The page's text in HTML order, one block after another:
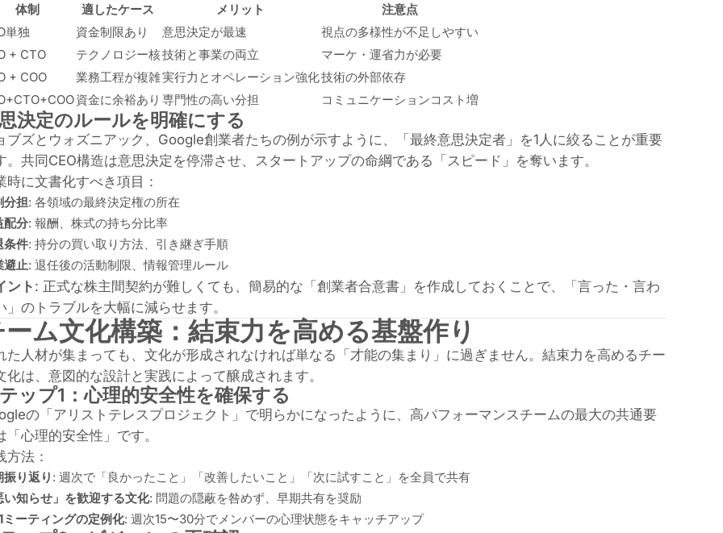
体制 適したケース メリット
注意点
単独
資金制限あり 意思決定が最速
視点の多様性が不足しやすい
+ CTO
テクノロジー核技術と事業の両立
マーケ・運省力が必要
+ COO
業務工程が複雑実行力とオペレーション強化技術の外部依存
資金に余裕あり 専門性の高い分担 コミュニケーションコスト増
決定のルールを明確にする
ブズとウォズニアック、Google創業者たちの例が示すように、「最終意思決定者」を1人に絞ることが重要
。共同CEO構造は意思決定を停滞させ、スタートアップの命綱である「スピード」を奪います。
時に文書化すべき項目：
分担: 各領域の最終決定権の所在
配分: 報酬、株式の持ち分比率
条件: 持分の買い取り方法、引き継ぎ手順
避止: 退任後の活動制限、情報管理ルール
ント : 正式な株主間契約が難しくても、簡易的な「創業者合意書」を作成しておくことで、「言った・言わ
」のトラブルを大幅に減らせます。
ム文化構築：結束力を高める基盤作り
た人材が集まっても、文化が形成されなければ単なる「才能の集まり」に過ぎません。 結束力を高めるチー
化は、意図的な設計と実践によって醸成されます。
ップ1：心理的安全性を確保する
の「アリストテレスプロジェクト」で明らかになったように、高パフォーマンスチームの最大の共通要
「心理的安全性」です。
方法：
振り返り : 週次で「良かったこと」「改善したいこと」「次に試すこと」を全員で共有
い知らせ」を歓迎する文化: 問題の隠蔽を咎めず、早期共有を奨励
ミーティングの定例化: 週次15〜30分でメンバーの心理状態をキャッチアップ